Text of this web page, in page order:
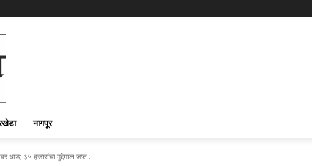
नागपूर
धाड; ३५ हजारांचा मुद्देमाल जप्त..